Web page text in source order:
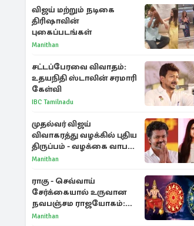
விஜய் மற்றும் நடிகை
திரிஷாவின்
புகைப்படங்கள்
Manithan
சட்டப்பேரவை விவாதம்:
உதயநிதி ஸ்டாலின் சரமாரி
கேள்வி
IBC Tamilnadu
முதல்வர் விஜய்
விவாகரத்து வழக்கில் புதிய
திருப்பம் - வழக்கை வாபஸ்
பெற்ற சங்கீதா!
Manithan
ராகு - செவ்வாய்
சேர்க்கையால் உருவான
நவபஞ்சம ராஜயோகம்:
அதிர்ஷ்டம் பெறும் 3
Manithan